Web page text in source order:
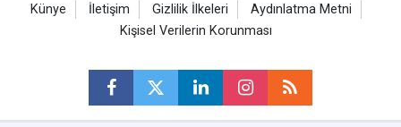
Künye İletişim Gizlilik İlkeleri
Aydınlatma Metni
Kişisel Verilerin Korunması